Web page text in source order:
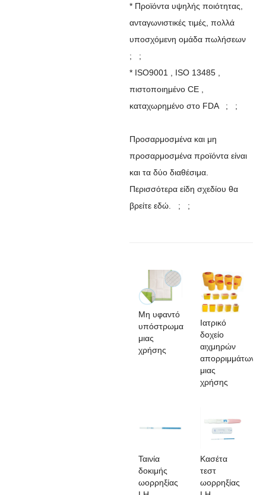
* Προϊόντα υψηλής ποιότητας,
ανταγωνιστικές τιμές, πολλά
υποσχόμενη ομάδα πωλήσεων
; ;
* ISO9001 , ISO 13485 ,
πιστοποιημένο CE ,
καταχωρημένο στο FDA ; ;
Προσαρμοσμένα και μη
προσαρμοσμένα προϊόντα είναι
και τα δύο διαθέσιμα.
Περισσότερα είδη σχεδίου θα
βρείτε εδώ. ; ;
Μη υφαντό
υπόστρωμα
μιας
χρήσης
Ιατρικό
δοχείο
αιχμηρών
απορριμμάτων
μιας
χρήσης
Ταινία
δοκιμής
ωορρηξίας
Κασέτα
τεστ
ωορρηξίας